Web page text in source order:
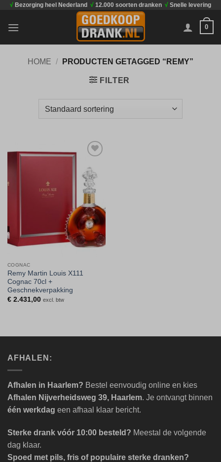
inhoud
√ Bezorging heel Nederland √ 12.000 soorten dranken √ Snelle levering
0
HOME / PRODUCTEN GETAGGED “REMY”
FILTER
aan
verlanglijst
COGNAC
Remy Martin Louis X111
Cognac 70cl +
Geschnekverpakking
€2.431,00 excl. btw
AFHALEN:
Afhalen in Haarlem? Bestel eenvoudig online en kies
Afhalen Nijverheidsweg 39, Haarlem. Je ontvangt binnen
één werkdag een afhaal klaar bericht.
Sterke drank vóór 10:00 besteld? Meestal de volgende
dag klaar.
Spoed met pils, fris of populaire sterke dranken?